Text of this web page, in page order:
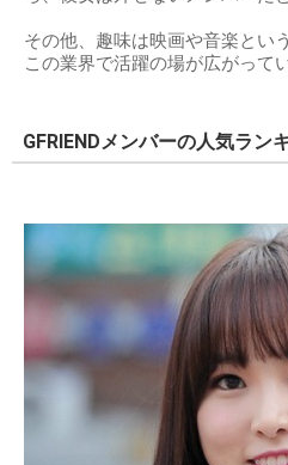
その他、趣味は映画や音楽とい
この業界で活躍の場が広がって
GFRIENDメンバーの人気ラン